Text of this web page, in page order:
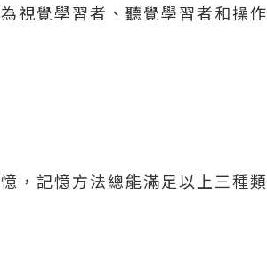
視覺學習者、聽覺學習者和操
，記憶方法總能滿足以上三種